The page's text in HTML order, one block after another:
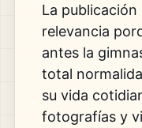
La
relevancia
antes la
total
su vida
fotografías y